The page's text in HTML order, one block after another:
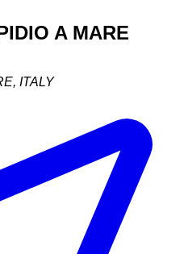
A MARE
, ITALY